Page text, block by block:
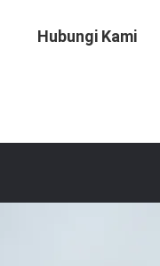
Hubungi Kami